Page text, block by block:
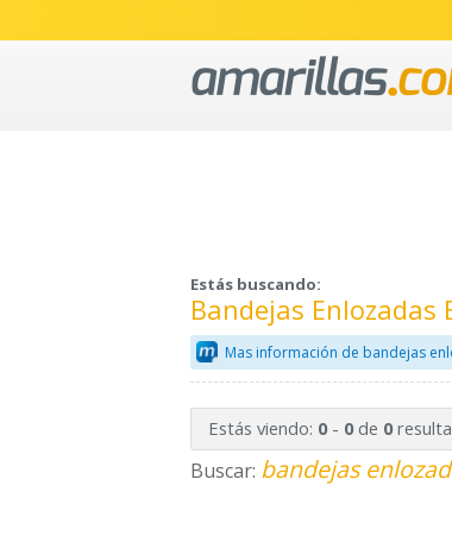
Estás buscando:
Bandejas Enlozadas
Mas información de bandejas
Estás viendo: 0- 0de 0
Buscar: bandejas